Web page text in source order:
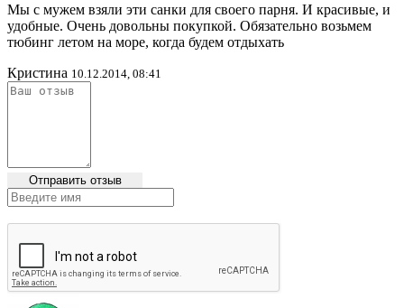
Мы с мужем взяли эти санки для своего парня. И красивые, и
удобные. Очень довольны покупкой. Обязательно возьмем
тюбинг летом на море, когда будем отдыхать
Кристина 10.12.2014, 08:41